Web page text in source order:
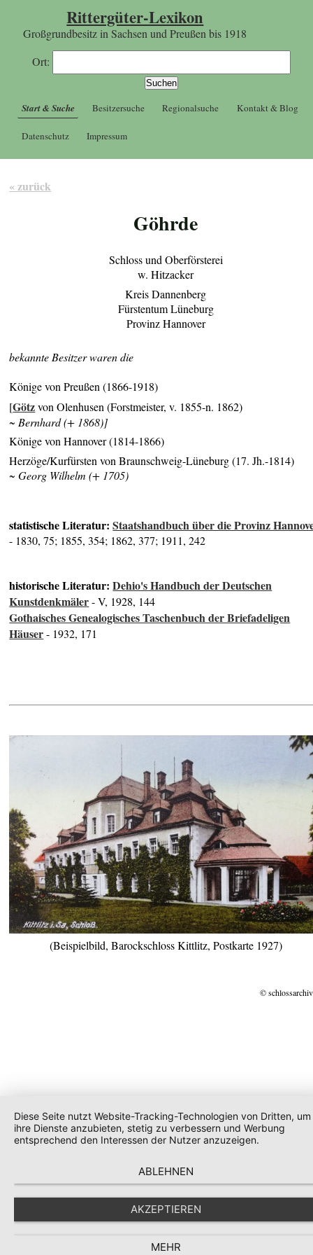
Rittergüter-Lexikon
Großgrundbesitz in Sachsen und Preußen bis 1918
Ort:
Start & Suche Besitzersuche Regionalsuche Kontakt & Blog
Datenschutz Impressum
« zurück
Göhrde
Schloss und Oberförsterei
w. Hitzacker
Kreis Dannenberg
Fürstentum Lüneburg
Provinz Hannover
bekannte Besitzer waren die
Könige von Preußen (1866-1918)
[Götzvon Olenhusen (Forstmeister, v. 1855-n. 1862)
~ Bernhard (+ 1868)]
Könige von Hannover (1814-1866)
Herzöge/Kurfürsten von Braunschweig-Lüneburg (17. Jh.-1814)
~ Georg Wilhelm (+ 1705)
statistische Literatur:Staatshandbuch über die Provinz
- 1830, 75; 1855, 354; 1862, 377; 1911, 242
historische Literatur:Dehio's Handbuch der Deutschen
Kunstdenkmäler- V, 1928, 144
Gothaisches Genealogisches Taschenbuch der Briefadeligen
Häuser- 1932, 171
(Beispielbild, Barockschloss Kittlitz, Postkarte 1927)
©
Diese Seite nutzt Website-Tracking-Technologien von Dritten, um
ihre Dienste anzubieten, stetig zu verbessern und Werbung
entsprechend den Interessen der Nutzer anzuzeigen.
ABLEHNEN
AKZEPTIEREN
MEHR